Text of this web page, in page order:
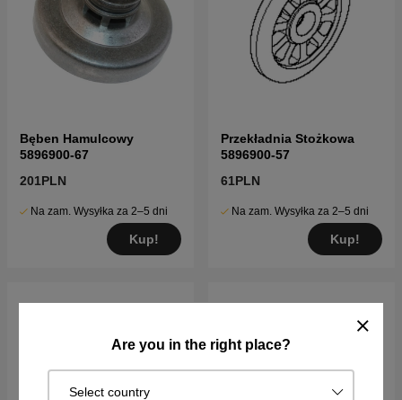
Are you in the right place?
Select country
Bęben Hamulcowy
5896900-67
201PLN
Na zam. Wysyłka za 2–5 dni
Kup!
Przekładnia Stożkowa
5896900-57
61PLN
Na zam. Wysyłka za 2–5 dni
Kup!